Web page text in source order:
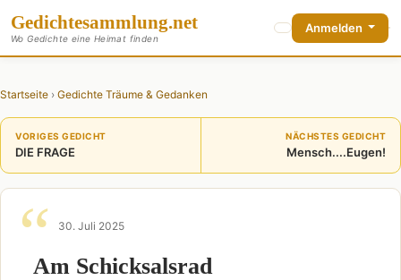
Gedichtesammlung.net
Wo Gedichte eine Heimat finden
Anmelden
Startseite › Gedichte Träume & Gedanken
VORIGES GEDICHT
DIE FRAGE
NÄCHSTES GEDICHT
Mensch....Eugen!
30. Juli 2025
Am Schicksalsrad